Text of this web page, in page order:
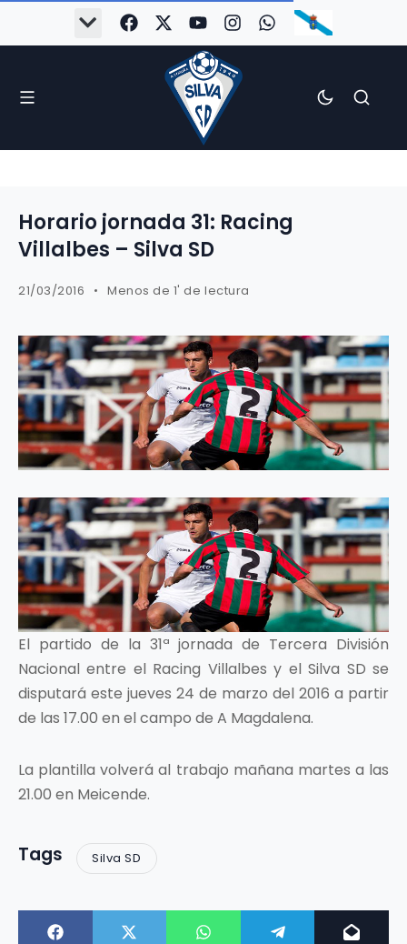
Horario jornada 31: Racing
Villalbes – Silva SD
21/03/2016 Menos de 1' de lectura
El partido de la 31ª jornada de Tercera División
Nacional entre el Racing Villalbes y el Silva SD se
disputará este jueves 24 de marzo del 2016 a partir
de las 17.00 en el campo de A Magdalena.
La plantilla volverá al trabajo mañana martes a las
21.00 en Meicende.
Tags Silva SD